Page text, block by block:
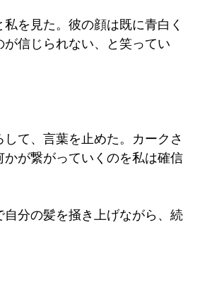
を見た。彼の顔は既に青白く
信じられない、と笑ってい
て、言葉を止めた。カークさ
が繋がっていくのを私は確信
分の髪を掻き上げながら、続